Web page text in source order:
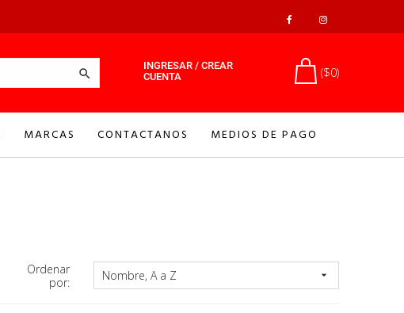
 ($0)
INGRESAR / CREAR
CUENTA
MARCAS CONTACTANOS MEDIOS DE PAGO
Ordenar
por:
Nombre, A a Z 